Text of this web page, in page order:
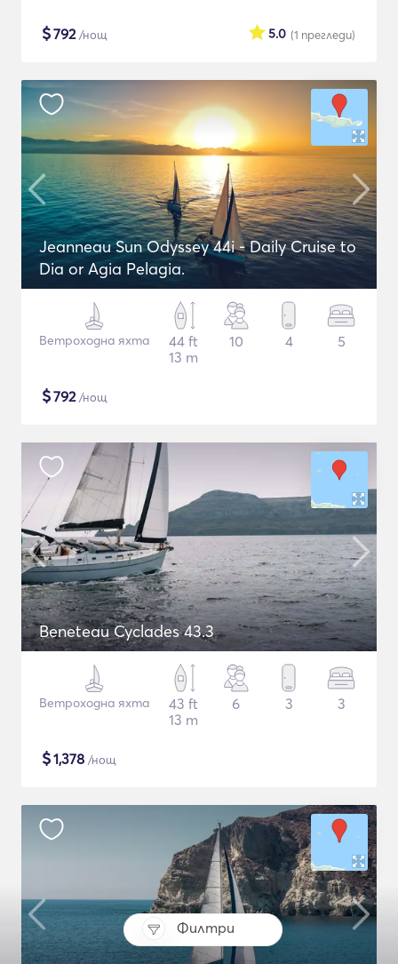
Филтри
$792/нощ (1 прегледи)
5.0
Jeanneau Sun Odyssey 44i - Daily Cruise to
Dia or Agia Pelagia.
Ветроходна яхта
44 ft
13 m
10 4 5
$792/нощ
Beneteau Cyclades 43.3
Ветроходна яхта
43 ft
13 m
6 3 3
$1,378 /нощ